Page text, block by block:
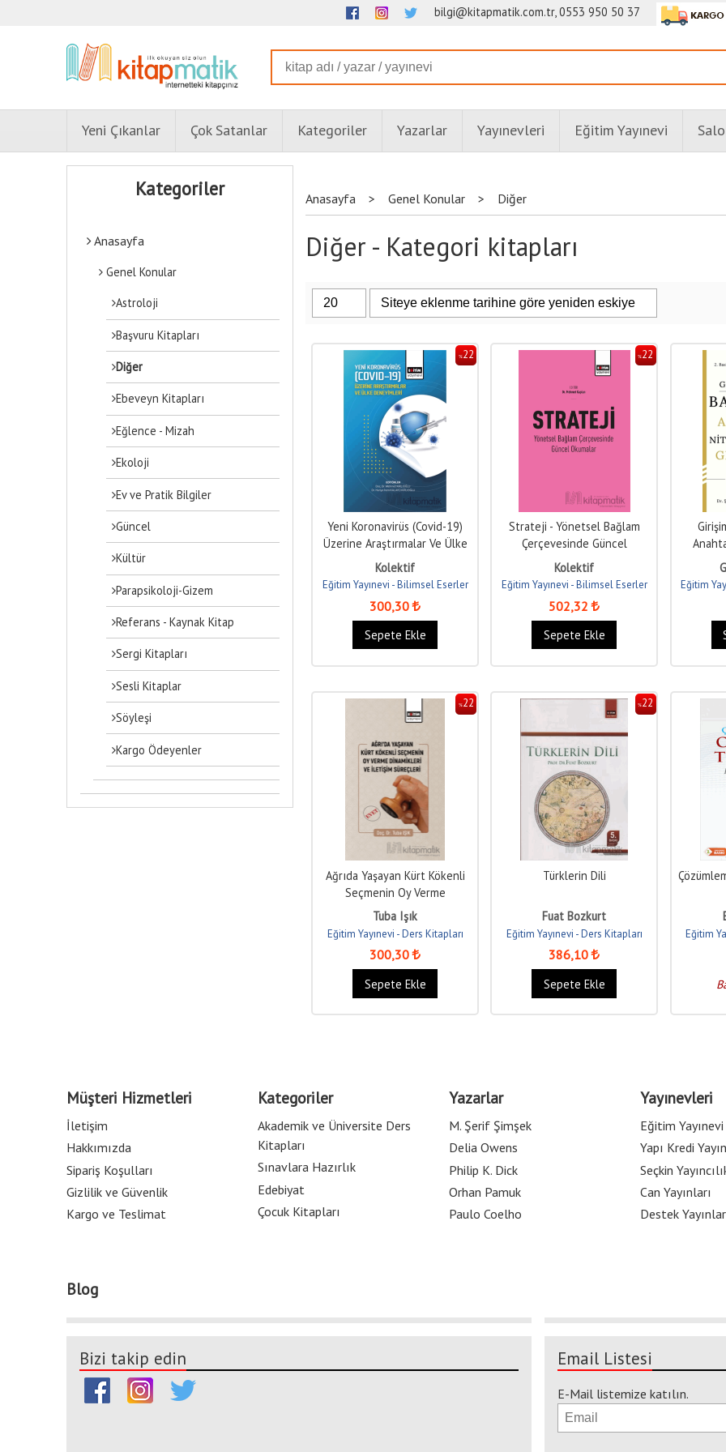
bilgi@kitapmatik.com.tr, 0553 950 50 37
Yeni Çıkanlar Çok Satanlar Kategoriler Yazarlar Yayınevleri Eğitim Yayınevi
Kategoriler
Anasayfa
Genel Konular
Astroloji
Başvuru Kitapları
Diğer
Ebeveyn Kitapları
Eğlence - Mizah
Ekoloji
Ev ve Pratik Bilgiler
Güncel
Kültür
Parapsikoloji-Gizem
Referans - Kaynak Kitap
Sergi Kitapları
Sesli Kitaplar
Söyleşi
Kargo Ödeyenler
Anasayfa > Genel Konular > Diğer
Diğer - Kategori kitapları
%22
Yeni Koronavirüs (Covid-19)
Üzerine Araştırmalar Ve Ülke
Deneyimleri
Kolektif
Eğitim Yayınevi - Bilimsel Eserler
300,30
Sepete Ekle
%22
Strateji - Yönetsel Bağlam
Çerçevesinde Güncel
Okumalar
Kolektif
Eğitim Yayınevi - Bilimsel Eserler
502,32
Sepete Ekle
Eğitim
%22
Ağrıda Yaşayan Kürt Kökenli
Seçmenin Oy Verme
Dinamikleri
Tuba Işık
Eğitim Yayınevi - Ders Kitapları
300,30
Sepete Ekle
%22
Türklerin Dili
Fuat Bozkurt
Eğitim Yayınevi - Ders Kitapları
386,10
Sepete Ekle
Eğitim
Müşteri Hizmetleri
İletişim
Hakkımızda
Sipariş Koşulları
Gizlilik ve Güvenlik
Kargo ve Teslimat
Kategoriler
Akademik ve Üniversite Ders
Kitapları
Sınavlara Hazırlık
Edebiyat
Çocuk Kitapları
Yazarlar
M. Şerif Şimşek
Delia Owens
Philip K. Dick
Orhan Pamuk
Paulo Coelho
Yayınevleri
Eğitim Yayınevi
Yapı Kredi
Seçkin
Can Yayınları
Destek
Blog
Bizi takip edin Email Listesi
E-Mail listemize katılın.